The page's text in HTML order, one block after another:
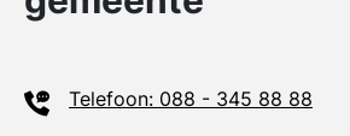
Telefoon: 088 - 345 88 88